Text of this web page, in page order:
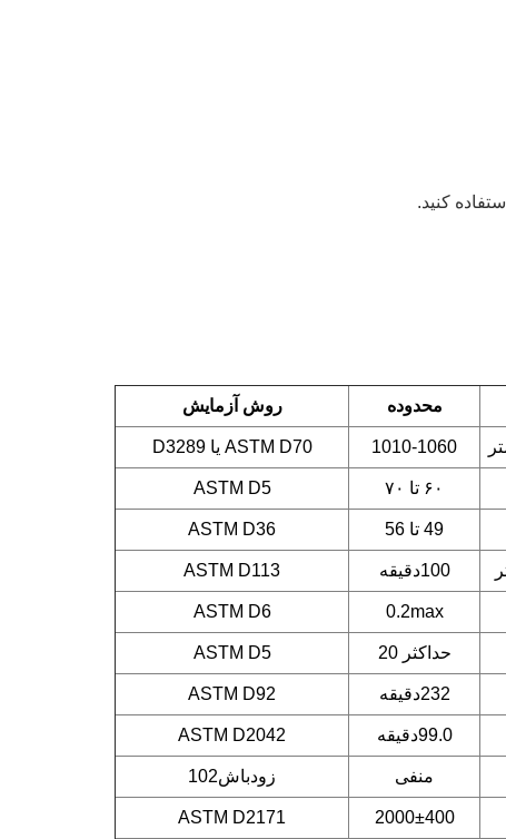
کنید.
محدوده روش آزمایش
1010-1060 ASTM D70 یا D3289
۶۰ تا ۷۰ ASTM D5
49 تا 56 ASTM D36
100دقيقه ASTM D113
0.2max
ASTM D6
حداکثر 20 ASTM D5
232دقيقه ASTM D92
99.0دقيقه ASTM D2042
منفی زودباش102
2000±400
ASTM D2171